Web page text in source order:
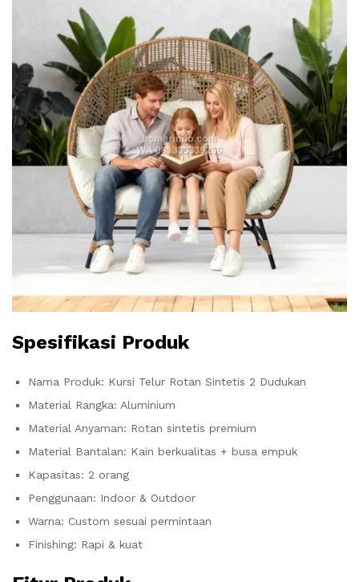
Spesifikasi Produk
Nama Produk: Kursi Telur Rotan Sintetis 2 Dudukan
Material Rangka: Aluminium
Material Anyaman: Rotan sintetis premium
Material Bantalan: Kain berkualitas + busa empuk
Kapasitas: 2 orang
Penggunaan: Indoor & Outdoor
Warna: Custom sesuai permintaan
Finishing: Rapi & kuat